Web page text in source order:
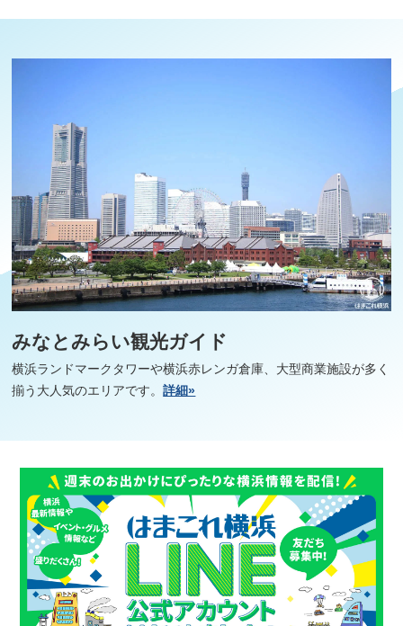
みなとみらい観光ガイド
横浜ランドマークタワーや横浜赤レンガ倉庫、大型商業施設が多く
揃う大人気のエリアです。詳細»